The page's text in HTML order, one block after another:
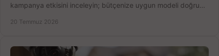
kampanya etkisini inceleyin; bütçenize uygun modeli doğru
20 Temmuz 2026